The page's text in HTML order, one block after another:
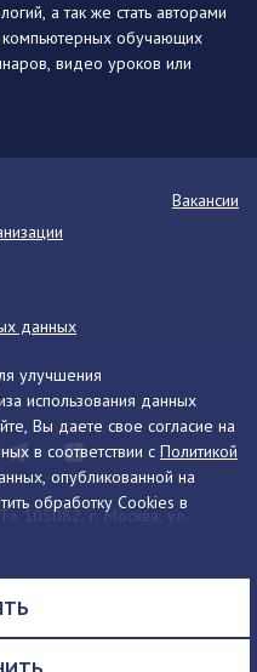
улучшения
использования данных
Вы даете свое согласие на
в соответствии с Политикой
опубликованной на
обработку Cookies в
а так же стать авторами
обучающих
видео уроков или
г. Москва, ул.
схема проезда
Вакансии
данных